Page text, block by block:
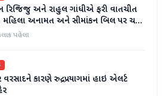
રિજિજુ અને રાહુલ ગાંધીએ ફરી વાતચીત
મહિલા અનામત અને સીમાંકન બિલ પર ચર્ચા
પહેલા
વરસાદને કારણે રુદ્રપ્રયાગમાં હાઇ એલર્ટ